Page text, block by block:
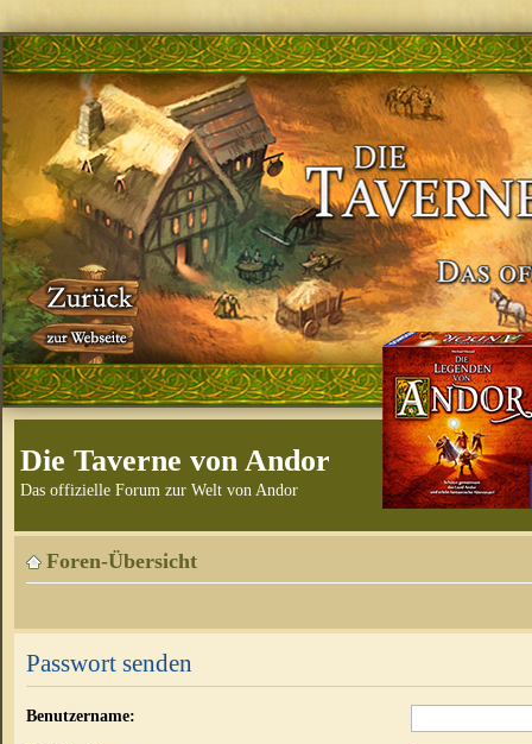
Die Taverne von Andor
Das offizielle Forum zur Welt von Andor
Foren-Übersicht
Passwort senden
Benutzername: